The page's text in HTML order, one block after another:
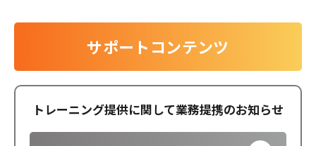
サポートコンテンツ
トレーニング提供に関して業務提携のお知らせ